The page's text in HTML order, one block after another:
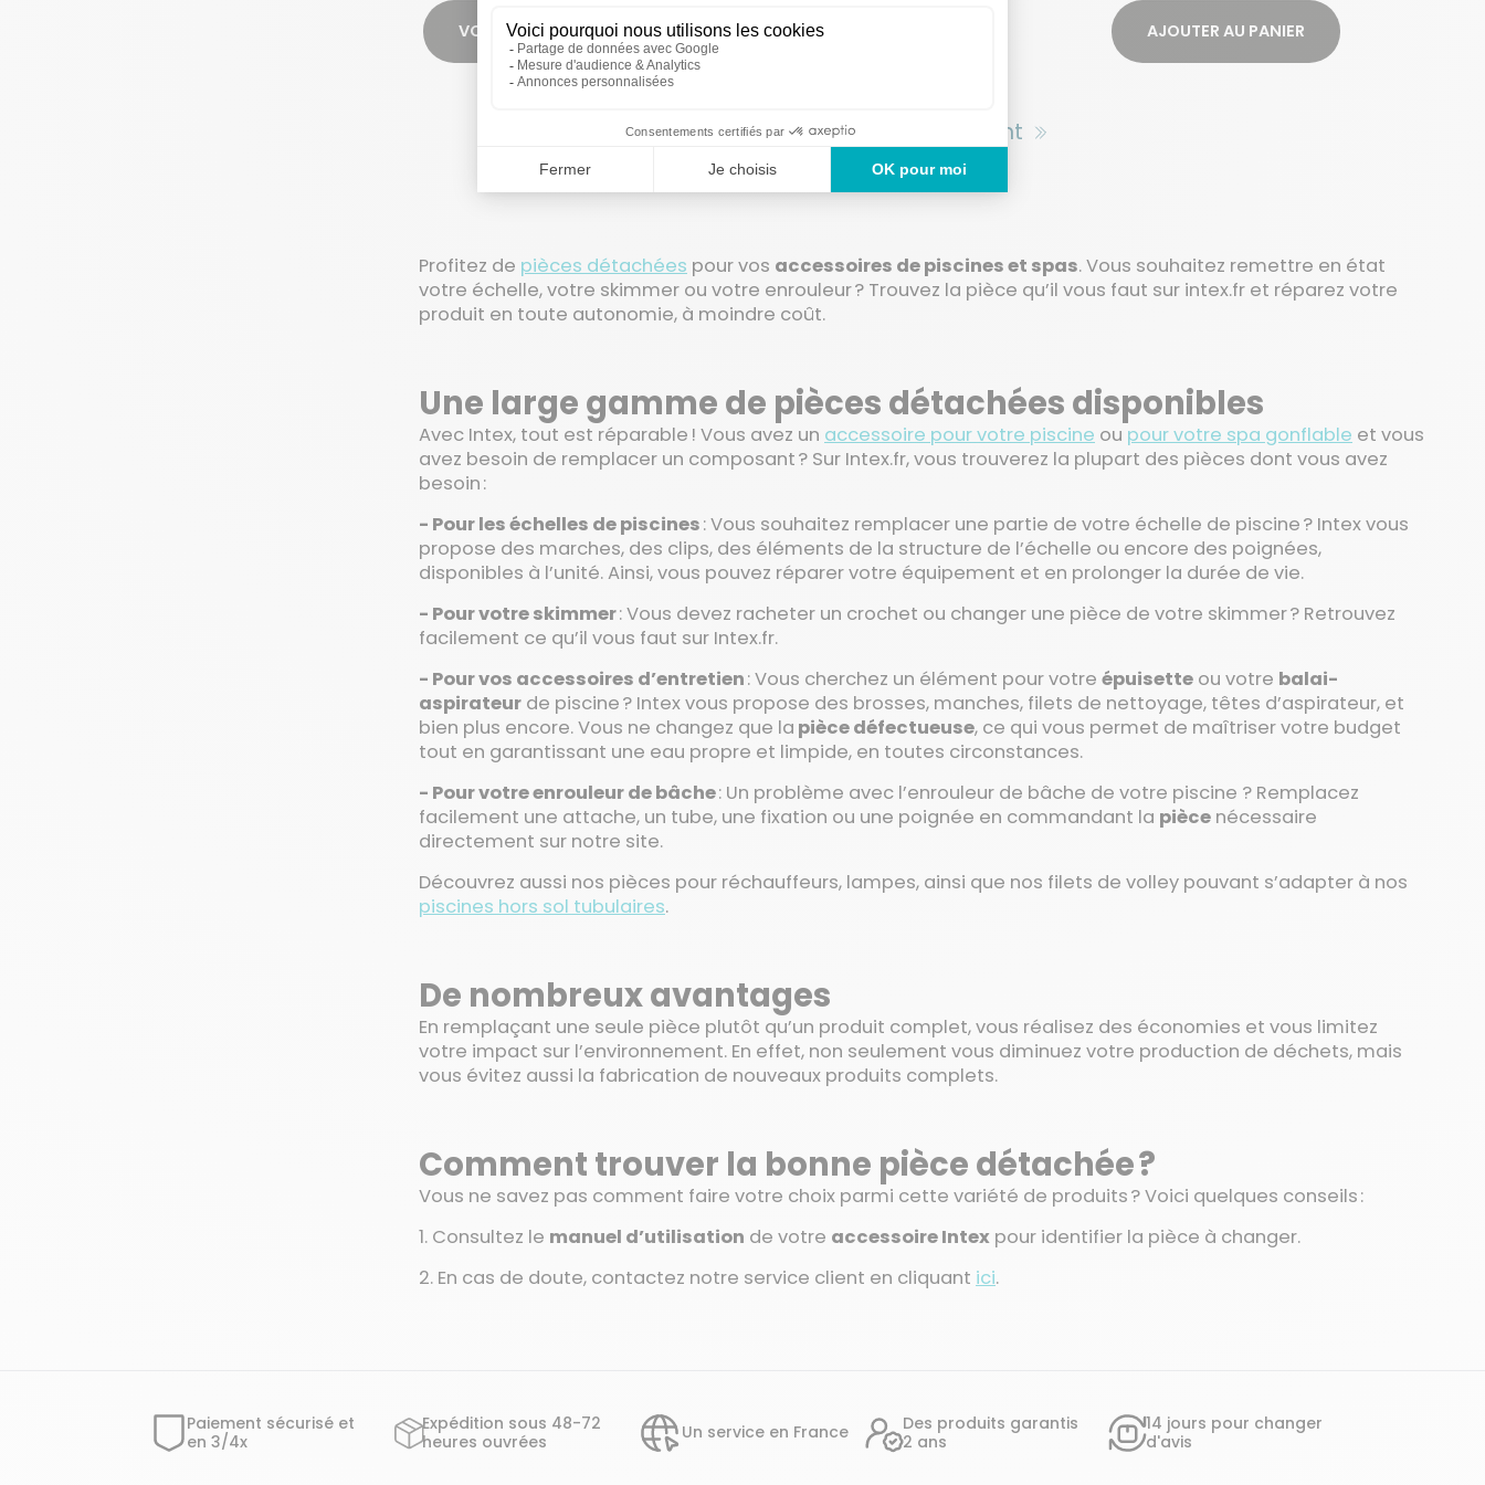
VOIR EN DÉTAIL AJOUTER AU PANIER AJOUTER AU PANIER
1 2 3 Suivant
Profitez de pièces détachées pour vos accessoires de piscines et spas. Vous souhaitez remettre en état
votre échelle, votre skimmer ou votre enrouleur ? Trouvez la pièce qu’il vous faut sur intex.fr et réparez votre
produit en toute autonomie, à moindre coût.
Une large gamme de pièces détachées disponibles
Avec Intex, tout est réparable ! Vous avez un accessoire pour votre piscine ou pour votre spa gonflable et vous
avez besoin de remplacer un composant ? Sur Intex.fr, vous trouverez la plupart des pièces dont vous avez
besoin :
- Pour les échelles de piscines: Vous souhaitez remplacer une partie de votre échelle de piscine ? Intex vous
propose des marches, des clips, des éléments de la structure de l’échelle ou encore des poignées,
disponibles à l’unité. Ainsi, vous pouvez réparer votre équipement et en prolonger la durée de vie.
- Pour votre skimmer: Vous devez racheter un crochet ou changer une pièce de votre skimmer ? Retrouvez
facilement ce qu’il vous faut sur Intex.fr.
- Pour vos accessoires d’entretien: Vous cherchez un élément pour votre épuisette ou votre balai-
aspirateur de piscine ? Intex vous propose des brosses, manches, filets de nettoyage, têtes d’aspirateur, et
bien plus encore. Vous ne changez que la pièce défectueuse, ce qui vous permet de maîtriser votre budget
tout en garantissant une eau propre et limpide, en toutes circonstances.
- Pour votre enrouleur de bâche: Un problème avec l’enrouleur de bâche de votre piscine ? Remplacez
facilement une attache, un tube, une fixation ou une poignée en commandant la pièce nécessaire
directement sur notre site.
Découvrez aussi nos pièces pour réchauffeurs, lampes, ainsi que nos filets de volley pouvant s’adapter à nos
piscines hors sol tubulaires.
De nombreux avantages
En remplaçant une seule pièce plutôt qu’un produit complet, vous réalisez des économies et vous limitez
votre impact sur l’environnement. En effet, non seulement vous diminuez votre production de déchets, mais
vous évitez aussi la fabrication de nouveaux produits complets.
Comment trouver la bonne pièce détachée ?
Vous ne savez pas comment faire votre choix parmi cette variété de produits ? Voici quelques conseils :
1. Consultez le manuel d’utilisation de votre accessoire Intex pour identifier la pièce à changer.
2. En cas de doute, contactez notre service client en cliquant ici.
Paiement sécurisé et
en 3/4x
Expédition sous 48-72
heures ouvrées
Un service en France
Des produits garantis
2 ans
14 jours pour changer
d'avis